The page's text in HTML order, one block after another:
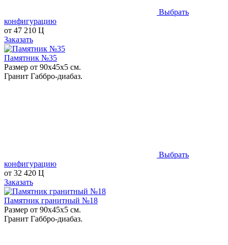
Выбрать
конфигурацию
от 47 210 Ц
Заказать
Памятник №35
Размер от 90х45х5 см.
Гранит Габбро-диабаз.
Выбрать
конфигурацию
от 32 420 Ц
Заказать
Памятник гранитный №18
Размер от 90х45х5 см.
Гранит Габбро-диабаз.